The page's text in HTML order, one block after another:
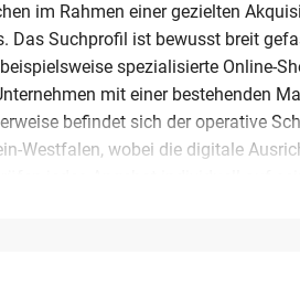
im Rahmen einer gezielten
Das Suchprofil ist bewusst breit
spezialisierte Online-
mit einer bestehenden
befindet sich der operative
Westfalen, wobei die digitale